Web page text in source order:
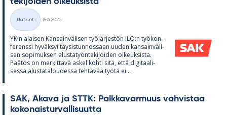
Kategoriat
Uutiset
15.6.2026
YK:n alai­sen Kan­sain­vä­li­sen työ­jär­jes­tön ILO:n työ­kon­
fe­renssi hy­väk­syi täy­sis­tun­nos­saan uu­den kan­sain­vä­li­
sen so­pi­muk­sen alus­ta­työn­te­ki­jöi­den oi­keuk­sista.
Pää­tös on mer­kit­tävä as­kel kohti sitä, että di­gi­taa­li­
sessa alus­ta­ta­lou­dessa teh­tä­vää työtä ei...
SAK, Akava ja STTK: Palk­ka­var­muus vah­vis­taa
ko­ko­nais­tur­val­li­suutta